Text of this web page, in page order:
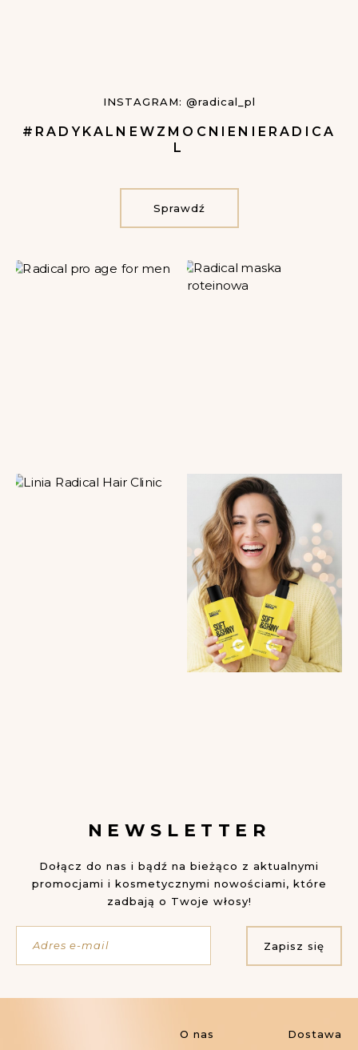
INSTAGRAM: @radical_pl
#RADYKALNEWZMOCNIENIERADICA
L
Sprawdź
NEWSLETTER
Dołącz do nas i bądź na bieżąco z aktualnymi
promocjami i kosmetycznymi nowościami, które
zadbają o Twoje włosy!
Adres e-mail Zapisz się
O nas Dostawa